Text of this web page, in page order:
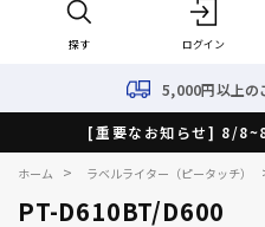
探す ログイン
5,000円以上のご購入で送料無
[重要なお知らせ] 8/
ホーム > ラベルライター（ピータッチ）
PT-D610BT/D600